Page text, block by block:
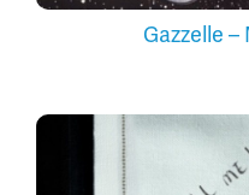
Gazzelle –